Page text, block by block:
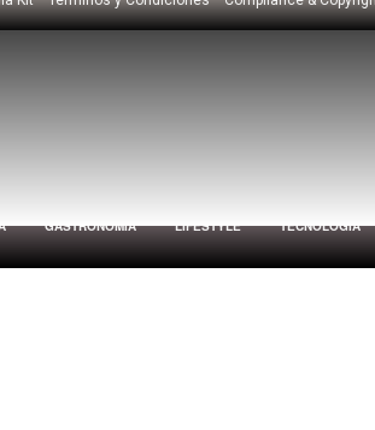
GASTRONOMÍA LIFESTYLE TECNOLOGÍA